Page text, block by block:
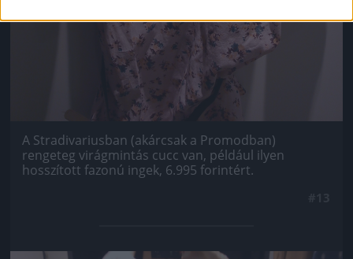
A Stradivariusban (akárcsak a Promodban)
rengeteg virágmintás cucc van, például ilyen
hosszított fazonú ingek, 6.995 forintért.